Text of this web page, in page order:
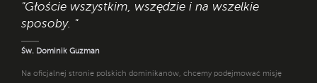
"Głoście wszystkim, wszędzie i na wszelkie
sposoby. "
Św. Dominik Guzman
Na oficjalnej stronie polskich dominikanów, chcemy podejmować misję